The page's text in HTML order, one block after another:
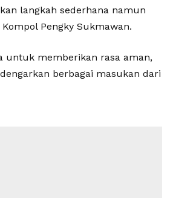
langkah sederhana namun
Pengky Sukmawan.
untuk memberikan rasa aman,
berbagai masukan dari